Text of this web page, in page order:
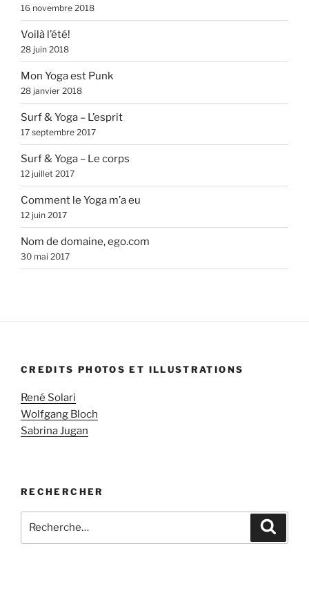
16 novembre 2018
Voilà l’été!
28 juin 2018
Mon Yoga est Punk
28 janvier 2018
Surf & Yoga – L’esprit
17 septembre 2017
Surf & Yoga – Le corps
12 juillet 2017
Comment le Yoga m’a eu
12 juin 2017
Nom de domaine, ego.com
30 mai 2017
CREDITS PHOTOS ET ILLUSTRATIONS
René Solari
Wolfgang Bloch
Sabrina Jugan
RECHERCHER
pour